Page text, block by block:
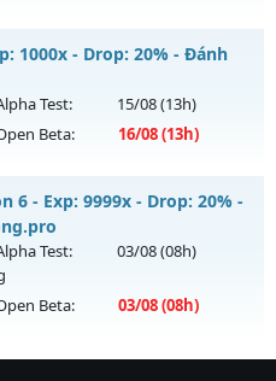
https://muhoalong.pro
chủ
vào 08h ngày
1000x - Drop: 20% - Đánh
Test: 15/08(13h)
Beta: 16/08(13h)
Wicoinc Drop Cao
máy chủ
6 - Exp: 9999x - Drop: 20% -
Test: 03/08(08h)
Beta: 03/08(08h)
https://muhoalong.pro